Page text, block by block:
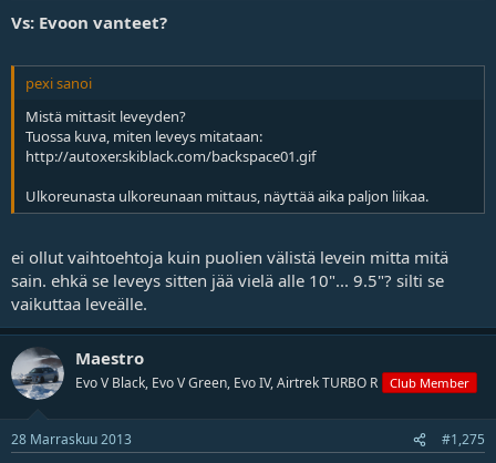
Vs: Evoon vanteet?
pexi sanoi
Mistä mittasit leveyden?
Tuossa kuva, miten leveys mitataan:
http://autoxer.skiblack.com/backspace01.gif
Ulkoreunasta ulkoreunaan mittaus, näyttää aika paljon liikaa.
ei ollut vaihtoehtoja kuin puolien välistä levein mitta mitä
sain. ehkä se leveys sitten jää vielä alle 10"... 9.5"? silti se
vaikuttaa leveälle.
Maestro
Evo V Black, Evo V Green, Evo IV, Airtrek TURBO R Club Member
28 Marraskuu 2013 #1,275